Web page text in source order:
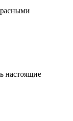
настоящие